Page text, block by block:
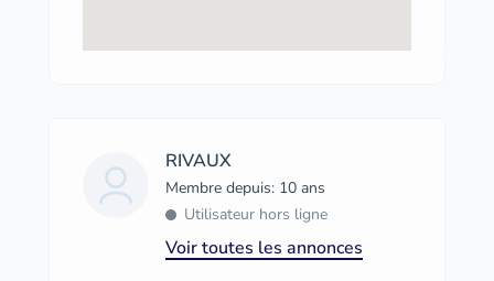
RIVAUX
Membre depuis: 10 ans
Utilisateur hors ligne
Voir toutes les annonces